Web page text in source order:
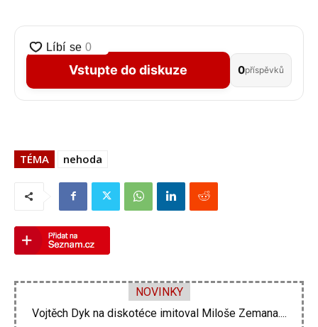
Vstupte do diskuze 0příspěvků
TÉMA nehoda
NOVINKY
Velké problémy Ornelly Koktové. Rekonstrukce domu se...